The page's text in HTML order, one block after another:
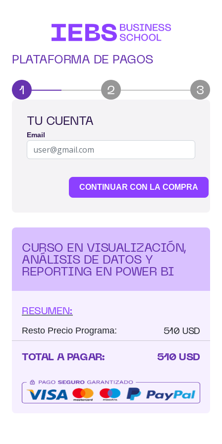
PLATAFORMA DE PAGOS
1 2 3
TU CUENTA
Email
CONTINUAR CON LA COMPRA
CURSO EN VISUALIZACIÓN,
ANÁLISIS DE DATOS Y
REPORTING EN POWER BI
RESUMEN:
Resto Precio Programa: 510 USD
TOTAL A PAGAR: 510 USD